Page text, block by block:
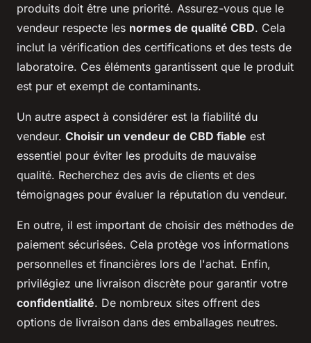
produits doit être une priorité. Assurez-vous que le
vendeur respecte les normes de qualité CBD. Cela
inclut la vérification des certifications et des tests de
laboratoire. Ces éléments garantissent que le produit
est pur et exempt de contaminants.
Un autre aspect à considérer est la fiabilité du
vendeur. Choisir un vendeur de CBD fiable est
essentiel pour éviter les produits de mauvaise
qualité. Recherchez des avis de clients et des
témoignages pour évaluer la réputation du vendeur.
En outre, il est important de choisir des méthodes de
paiement sécurisées. Cela protège vos informations
personnelles et financières lors de l'achat. Enfin,
privilégiez une livraison discrète pour garantir votre
confidentialité. De nombreux sites offrent des
options de livraison dans des emballages neutres.